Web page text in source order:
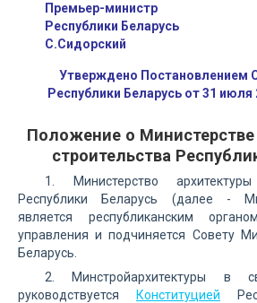
Премьер-министр
Республики Беларусь
С.Сидорский
Утверждено Постановлением
Республики Беларусь от 31
Положение о Министерстве
строительства
1. Министерство
Республики Беларусь (далее -
является республиканским
управления и подчиняется Совету
Беларусь.
2. Минстройархитектуры в
руководствуется
Конституцией